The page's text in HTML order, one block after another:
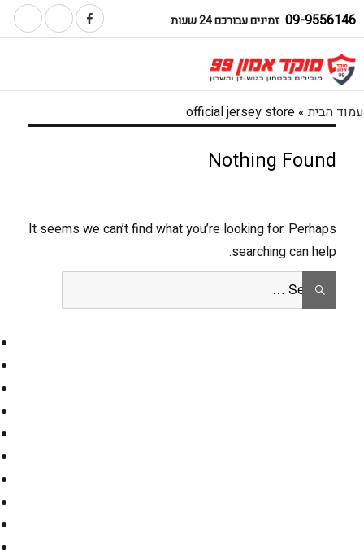
09-9556146 זמינים עבורכם 24 שעות
עמוד הבית»
official jersey store
Nothing Found
It seems we can’t find what you’re looking for. Perhaps
searching can help.
Search
for:
SEARCH